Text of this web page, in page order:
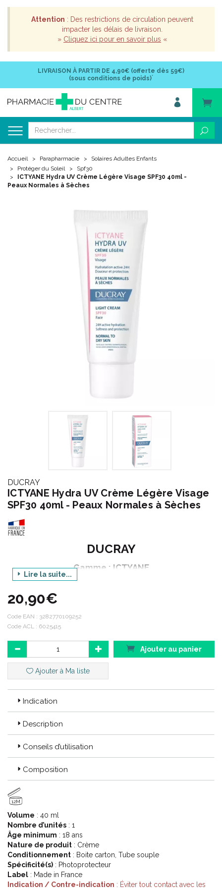
Attention : Des restrictions de circulation peuvent
impacter les délais de livraison.
» Cliquez ici pour en savoir plus «
LIVRAISON À PARTIR DE 4,90€ (offerte dès 59€)
(sous conditions de poids)*
Accueil Parapharmacie
Solaires Adultes Enfants
Protéger du Soleil
Spf30
ICTYANE Hydra UV Crème Légère Visage SPF30 40ml -
Peaux Normales à Sèches
DUCRAY
ICTYANE Hydra UV Crème Légère Visage
SPF30 40ml - Peaux Normales à Sèches
DUCRAY
Gamme : ICTYANE
Produit : HYDRA UV CREME LEGERE VISAGE SPF30
ICTYANE - Peaux sèches :
Votre peau tiraille ? Elle est rêche, manque d' éclat, de
souplesse ?
La gamme de soins ICTYANE répond à tous ces désordres
cutanés liés à la sécheresse cutanée.
En proposant des produits d' hygiène, des soins quotidiens
et des soins complémentaires, la gamme ICTYANE permet
de nettoyer, protéger, hydrater et réparer les peaux les plus
sèches.
Code ACL : 6025415
Code EAN : 3282770109252
Lire la suite...
20,90€
Code EAN : 3282770109252
Code ACL : 6025415
Ajouter au panier
Ajouter à Ma liste
Indication
Description
Conseils d’utilisation
Composition
12M
Volume : 40 ml
Nombre d’unités : 1
Âge minimum : 18 ans
Nature de produit : Crème
Conditionnement : Boite carton, Tube souple
Spécificité(s) : Photoprotecteur
Label : Made in France
Indication / Contre-indication : Éviter tout contact avec les